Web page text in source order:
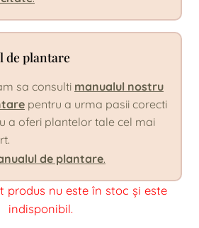
de plantare
sa consulti manualul nostru
pentru a urma pasii corecti
a oferi plantelor tale cel mai
de plantare.
produs nu este în stoc și este
indisponibil.